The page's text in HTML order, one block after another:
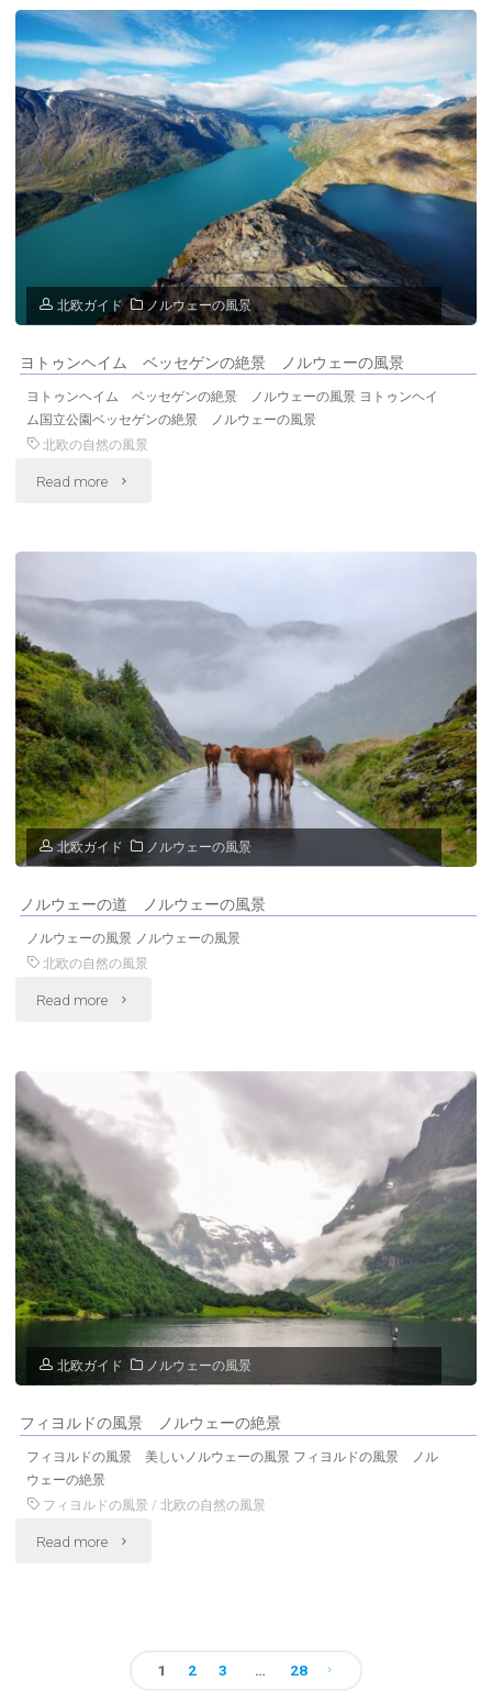
い
景
色"
の
風
景"
ラ
ン
ゲ
ル
フ
ヨ
ド
の
ノ
ル
ェ
ー
の
風
景"
北欧ガイド ノルウェーの風景
ヨトゥンヘイム ベッセゲンの絶景 ノルウェーの風景
ヨトゥンヘイム ベッセゲンの絶景 ノルウェーの風景 ヨトゥンヘイ
ム国立公園ベッセゲンの絶景 ノルウェーの風景
北欧の自然の風景
Read more "ヨ
ン
イ
ム
ベ
ッ
ゲ
ン
の
ノ
ウ
ェ
ー
の
北欧ガイド ノルウェーの風景
ノルウェーの道 ノルウェーの風景
ノルウェーの風景 ノルウェーの風景
北欧の自然の風景
Read more "ノ
ェ
の
道
ノ
ル
ェ
北欧ガイド ノルウェーの風景
フィヨルドの風景 ノルウェーの絶景
フィヨルドの風景 美しいノルウェーの風景 フィヨルドの風景 ノル
ウェーの絶景
フィヨルドの風景 /北欧の自然の風景
Read more "フ
投
1 2 3 … 28